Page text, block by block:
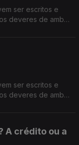
ser escritos e
deveres de ambas
ser escritos e
deveres de ambas
informe-se
A crédito ou a